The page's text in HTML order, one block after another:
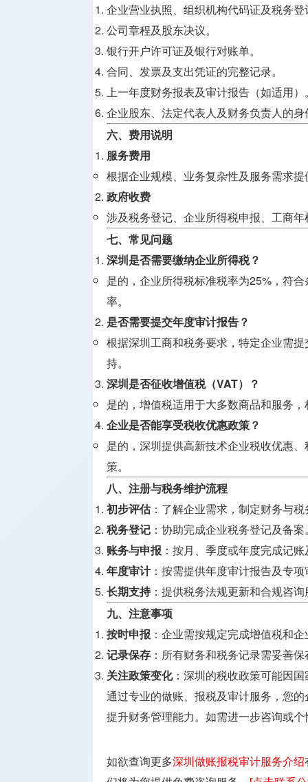
企业营业执照、组织机构代码证及税务
公司章程及股东决议。
银行开户许可证及银行对账单。
合同、发票及支出凭证的完整记录。
上一年度财务报表及审计报告（如适用）
企业股东、法定代表人及财务负责人的
六、费用说明
服务费用
根据企业规模、业务复杂性及服务需求
政府收费
涉及税务登记、企业所得税申报、工商
七、常见问题
深圳是否需要缴纳企业所得税？
是的，企业所得税标准税率为25%，符
率。
是否需要提交年度审计报告？
根据深圳工商和税务要求，特定企业需
持。
深圳是否征收增值税（VAT）？
是的，增值税适用于大多数商品和服务
企业是否能享受税收优惠政策？
是的，深圳提供高新技术企业税收优惠
策。
八、注册与税务维护流程
初步评估：了解企业需求，制定财务与
税务登记 ：协助完成企业税务登记及备案
账务与申报 ：按月、季度或年度完成记
年度审计：按需提供年度审计报告及专
长期支持：提供税务法规更新和合规咨
九、注意事项
按时申报 ：企业需按规定完成增值税和
记录保存 ：所有财务和税务记录需妥善
关注政策变化：深圳的税收政策可能因
通过专业的做账、报税及审计服务，您
提升财务管理能力。如需进一步咨询或
如欲查询更多深圳做账报税审计服务介绍